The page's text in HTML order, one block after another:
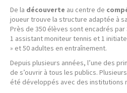
De la découverte au centre de
joueur trouve la structure adaptée à
Près de 350 élèves sont encadrés
1 assistant moniteur tennis et 1
» et 50 adultes en entraînement.
Depuis plusieurs années, l’une des
de s’ouvrir à tous les publics.
été développés avec des institutions